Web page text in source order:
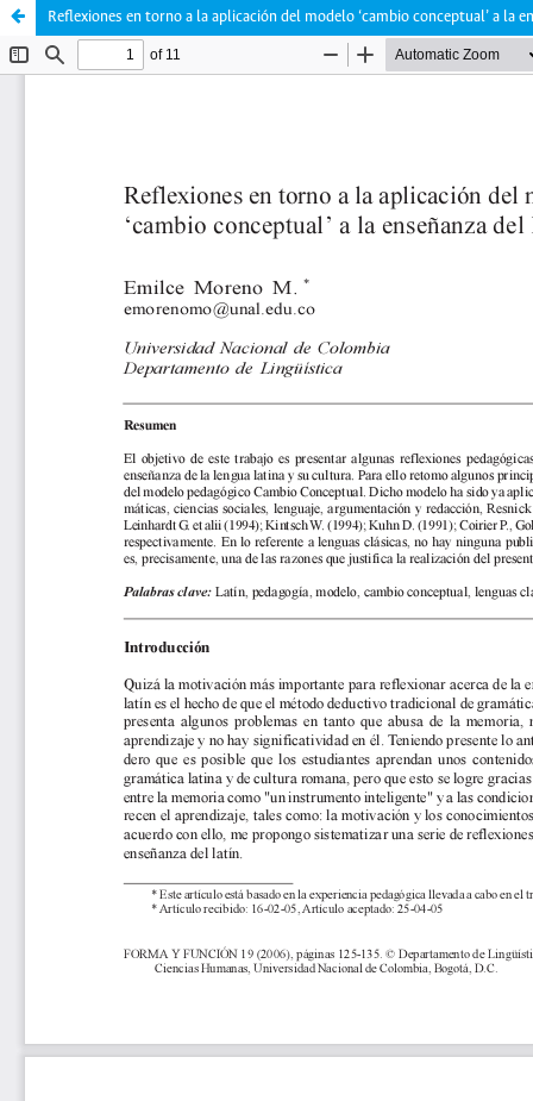
Reflexiones en torno a la aplicación del modelo ‘cambio conceptual’ a la